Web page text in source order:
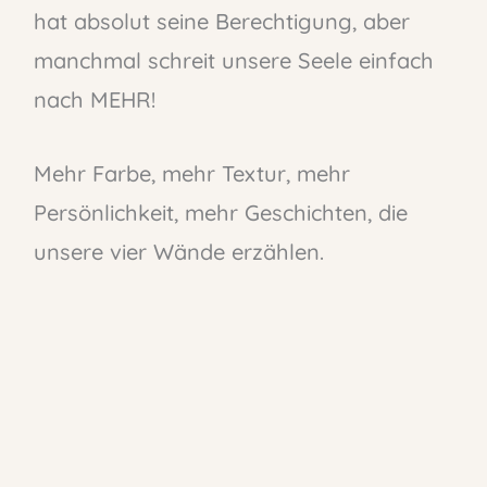
hat absolut seine Berechtigung, aber
manchmal schreit unsere Seele einfach
nach MEHR!
Mehr Farbe, mehr Textur, mehr
Persönlichkeit, mehr Geschichten, die
unsere vier Wände erzählen.